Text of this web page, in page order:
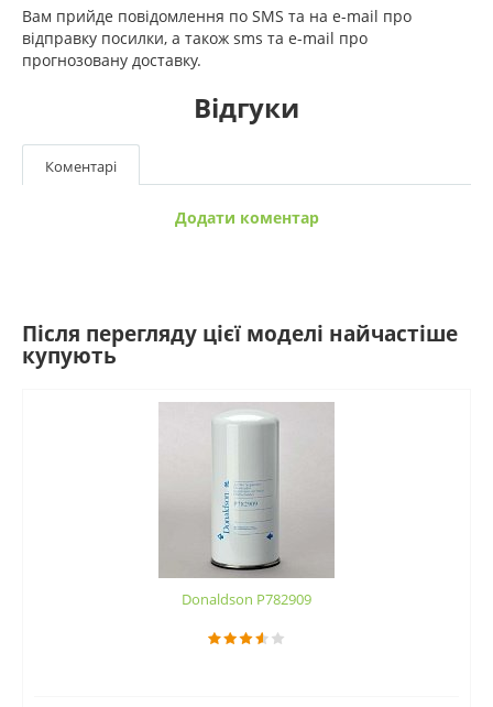
Вам прийде повідомлення по SMS та на e-mail про
відправку посилки, а також sms та e-mail про
прогнозовану доставку.
Відгуки
Коментарі
Додати коментар
Після перегляду цієї моделі найчастіше
купують
Donaldson P782909